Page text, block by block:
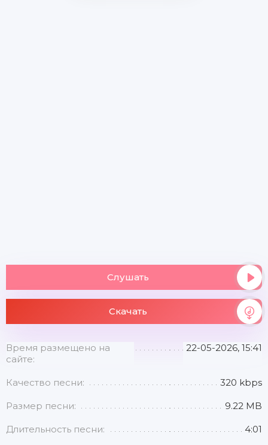
Слушать
Скачать
Время размещено на
сайте:
22-05-2026, 15:41
Качество песни: 320 kbps
Размер песни: 9.22 MB
Длительность песни: 4:01